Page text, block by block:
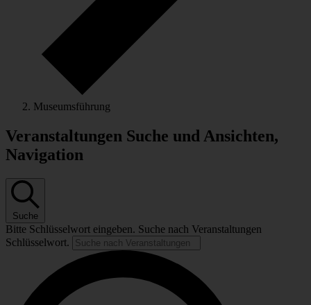
Museumsführung
Veranstaltungen Suche und Ansichten,
Navigation
Suche
Bitte Schlüsselwort eingeben. Suche nach Veranstaltungen
Schlüsselwort.